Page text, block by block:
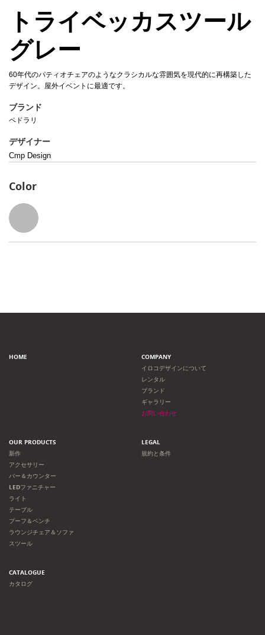
トライベッカスツール
グレー
60年代のパティオチェアのようなクラシカルな雰囲気を現代的に再構築した
デザイン。屋外イベントに最適です。
ブランド
ペドラリ
デザイナー
Cmp Design
Color
HOME
COMPANY
イロコデザインについて
レンタル
ブランド
ギャラリー
お問い合わせ
OUR PRODUCTS
新作
アクセサリー
バー＆カウンター
LEDファニチャー
ライト
テーブル
プーフ＆ベンチ
ラウンジチェア＆ソファ
スツール
LEGAL
規約と条件
CATALOGUE
カタログ